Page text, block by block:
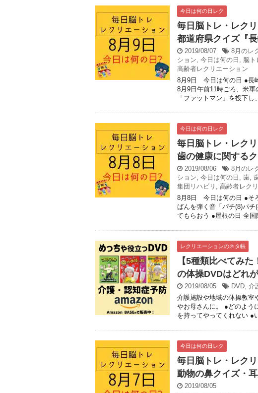
今日は何の日レク
毎日脳トレ・レク
都道府県クイズ『長
2019/08/07 8月のレ
ション, 今日は何の日 , 脳ト
高齢者レクリエーション
8月9日 今日は何の日 ●長
8月9日午前11時ごろ、米
「ファットマン」を投下
今日は何の日レク
毎日脳トレ・レク
歯の健康に関する
2019/08/06 8月のレ
ション, 今日は何の日 , 歯,
集団リハビリ , 高齢者レク
8月8日 今日は何の日 ●そ
ばんを弾く音「パチ(8)パ
てもらおう ●屋根の日 全国
レクリエーションのネタ帳
【5種類比べてみ
の体操DVDはどれ
2019/08/05 DVD, 介
介護施設や地域の体操教室
やお母さんに。 ●どのよう
を持ってやってくれない ●
今日は何の日レク
毎日脳トレ・レク
動物の鼻クイズ・
2019/08/05